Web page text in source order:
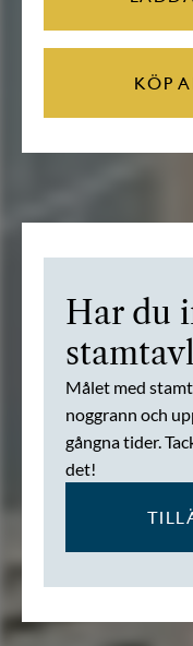
KÖP
Har du
Målet med
noggrann och
gångna tider.
det!